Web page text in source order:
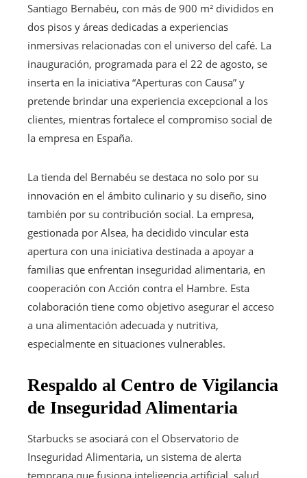
Santiago Bernabéu, con más de 900 m² divididos en
dos pisos y áreas dedicadas a experiencias
inmersivas relacionadas con el universo del café. La
inauguración, programada para el 22 de agosto, se
inserta en la iniciativa “Aperturas con Causa” y
pretende brindar una experiencia excepcional a los
clientes, mientras fortalece el compromiso social de
la empresa en España.
La tienda del Bernabéu se destaca no solo por su
innovación en el ámbito culinario y su diseño, sino
también por su contribución social. La empresa,
gestionada por Alsea, ha decidido vincular esta
apertura con una iniciativa destinada a apoyar a
familias que enfrentan inseguridad alimentaria, en
cooperación con Acción contra el Hambre. Esta
colaboración tiene como objetivo asegurar el acceso
a una alimentación adecuada y nutritiva,
especialmente en situaciones vulnerables.
Respaldo al Centro de Vigilancia
de Inseguridad Alimentaria
Starbucks se asociará con el Observatorio de
Inseguridad Alimentaria, un sistema de alerta
temprana que fusiona inteligencia artificial, salud,